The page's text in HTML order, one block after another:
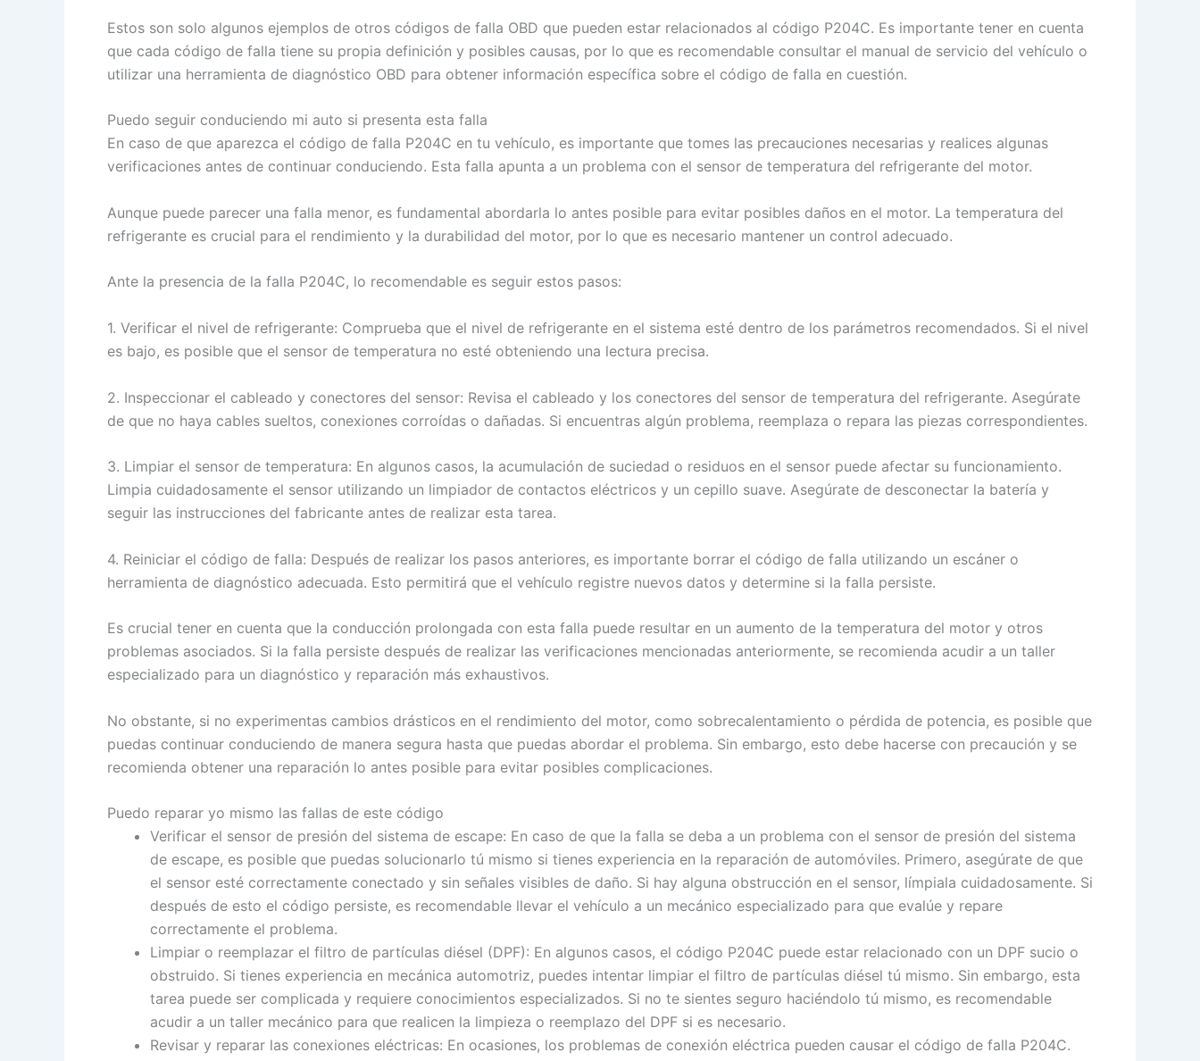
Estos son solo algunos ejemplos de otros códigos de falla OBD que pueden estar relacionados al código P204C. Es importante tener en cuenta
que cada código de falla tiene su propia definición y posibles causas, por lo que es recomendable consultar el manual de servicio del vehículo o
utilizar una herramienta de diagnóstico OBD para obtener información específica sobre el código de falla en cuestión.
Puedo seguir conduciendo mi auto si presenta esta falla
En caso de que aparezca el código de falla P204C en tu vehículo, es importante que tomes las precauciones necesarias y realices algunas
verificaciones antes de continuar conduciendo. Esta falla apunta a un problema con el sensor de temperatura del refrigerante del motor.
Aunque puede parecer una falla menor, es fundamental abordarla lo antes posible para evitar posibles daños en el motor. La temperatura del
refrigerante es crucial para el rendimiento y la durabilidad del motor, por lo que es necesario mantener un control adecuado.
Ante la presencia de la falla P204C, lo recomendable es seguir estos pasos:
1. Verificar el nivel de refrigerante: Comprueba que el nivel de refrigerante en el sistema esté dentro de los parámetros recomendados. Si el nivel
es bajo, es posible que el sensor de temperatura no esté obteniendo una lectura precisa.
2. Inspeccionar el cableado y conectores del sensor: Revisa el cableado y los conectores del sensor de temperatura del refrigerante. Asegúrate
de que no haya cables sueltos, conexiones corroídas o dañadas. Si encuentras algún problema, reemplaza o repara las piezas correspondientes.
3. Limpiar el sensor de temperatura: En algunos casos, la acumulación de suciedad o residuos en el sensor puede afectar su funcionamiento.
Limpia cuidadosamente el sensor utilizando un limpiador de contactos eléctricos y un cepillo suave. Asegúrate de desconectar la batería y
seguir las instrucciones del fabricante antes de realizar esta tarea.
4. Reiniciar el código de falla: Después de realizar los pasos anteriores, es importante borrar el código de falla utilizando un escáner o
herramienta de diagnóstico adecuada. Esto permitirá que el vehículo registre nuevos datos y determine si la falla persiste.
Es crucial tener en cuenta que la conducción prolongada con esta falla puede resultar en un aumento de la temperatura del motor y otros
problemas asociados. Si la falla persiste después de realizar las verificaciones mencionadas anteriormente, se recomienda acudir a un taller
especializado para un diagnóstico y reparación más exhaustivos.
No obstante, si no experimentas cambios drásticos en el rendimiento del motor, como sobrecalentamiento o pérdida de potencia, es posible que
puedas continuar conduciendo de manera segura hasta que puedas abordar el problema. Sin embargo, esto debe hacerse con precaución y se
recomienda obtener una reparación lo antes posible para evitar posibles complicaciones.
Puedo reparar yo mismo las fallas de este código
Verificar el sensor de presión del sistema de escape: En caso de que la falla se deba a un problema con el sensor de presión del sistema
de escape, es posible que puedas solucionarlo tú mismo si tienes experiencia en la reparación de automóviles. Primero, asegúrate de que
el sensor esté correctamente conectado y sin señales visibles de daño. Si hay alguna obstrucción en el sensor, límpiala cuidadosamente. Si
después de esto el código persiste, es recomendable llevar el vehículo a un mecánico especializado para que evalúe y repare
correctamente el problema.
Limpiar o reemplazar el filtro de partículas diésel (DPF): En algunos casos, el código P204C puede estar relacionado con un DPF sucio o
obstruido. Si tienes experiencia en mecánica automotriz, puedes intentar limpiar el filtro de partículas diésel tú mismo. Sin embargo, esta
tarea puede ser complicada y requiere conocimientos especializados. Si no te sientes seguro haciéndolo tú mismo, es recomendable
acudir a un taller mecánico para que realicen la limpieza o reemplazo del DPF si es necesario.
Revisar y reparar las conexiones eléctricas: En ocasiones, los problemas de conexión eléctrica pueden causar el código de falla P204C.